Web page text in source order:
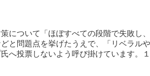
について「ほぼすべての段階で失敗し
と問題点を挙げたうえで、「リベラル
へ投票しないよう呼び掛けています。